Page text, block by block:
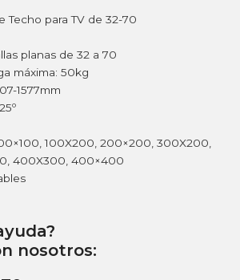
Techo para TV de 32-70
planas de 32 a 70
máxima: 50kg
1577mm
100X200, 200×200, 300X200,
400X300, 400×400
nosotros: